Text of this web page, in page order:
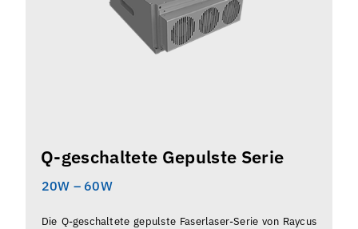
Q-geschaltete Gepulste Serie
20W – 60W
Die Q-geschaltete gepulste Faserlaser-Serie von Raycus